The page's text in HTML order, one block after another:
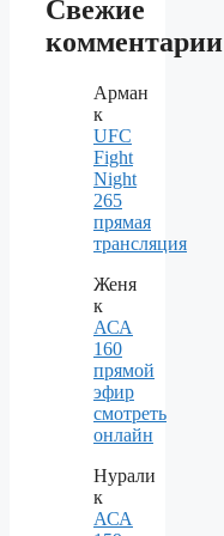
Свежие
комментарии
Арман
к
UFC
Fight
Night
265
прямая
трансляция
Женя
к
АСА
160
прямой
эфир
смотреть
онлайн
Нурали
к
АСА